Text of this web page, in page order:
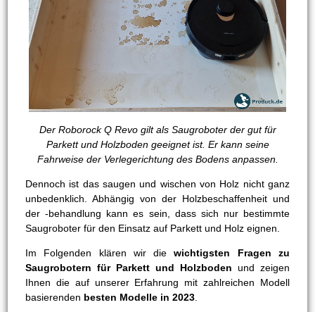
Der Roborock Q Revo gilt als Saugroboter der gut für
Parkett und Holzboden geeignet ist. Er kann seine
Fahrweise der Verlegerichtung des Bodens anpassen.
Dennoch ist das saugen und wischen von Holz nicht ganz
unbedenklich. Abhängig von der Holzbeschaffenheit und
der -behandlung kann es sein, dass sich nur bestimmte
Saugroboter für den Einsatz auf Parkett und Holz eignen.
Im Folgenden klären wir diewichtigsten Fragen zu
Saugrobotern für Parkett und Holzboden und zeigen
Ihnen die auf unserer Erfahrung mit zahlreichen Modell
basierenden besten Modelle in 2023